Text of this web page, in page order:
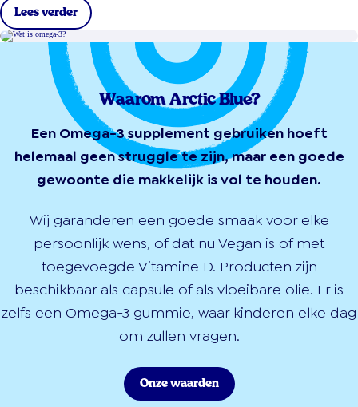
Lees verder
Waarom Arctic Blue?
Een Omega-3 supplement gebruiken hoeft
helemaal geen struggle te zijn, maar een goede
gewoonte die makkelijk is vol te houden.
Wij garanderen een goede smaak voor elke
persoonlijk wens, of dat nu Vegan is of met
toegevoegde Vitamine D. Producten zijn
beschikbaar als capsule of als vloeibare olie. Er is
zelfs een Omega-3 gummie, waar kinderen elke dag
om zullen vragen.
Onze waarden